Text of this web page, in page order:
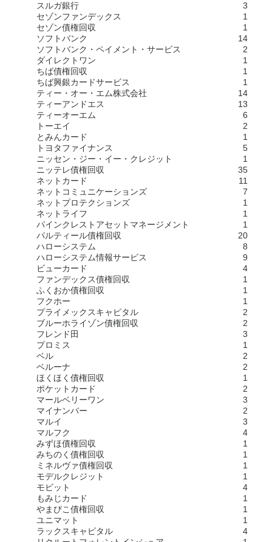
スルガ銀行
3
セゾンファンデックス
1
セゾン債権回収
1
ソフトバンク
14
ソフトバンク・ペイメント・サービス
2
ダイレクトワン
1
ちば債権回収
1
ちば興銀カードサービス
1
ティー・オー・エム株式会社
14
ティーアンドエス
13
ティーオーエム
6
トーエイ
2
とみんカード
1
トヨタファイナンス
5
ニッセン・ジー・イー・クレジット
1
ニッテレ債権回収
35
ネットカード
11
ネットコミュニケーションズ
7
ネットプロテクションズ
1
ネットライフ
1
パインクレストアセットマネージメント
1
パルティール債権回収
20
ハローシステム
8
ハローシステム情報サービス
9
ビューカード
4
ファンデックス債権回収
1
ふくおか債権回収
1
フクホー
1
プライメックスキャピタル
2
ブルーホライゾン債権回収
2
フレンド田
3
プロミス
1
ベル
2
ベルーナ
2
ほくほく債権回収
1
ポケットカード
2
マールベリーワン
3
マイナンバー
2
マルイ
3
マルフク
4
みずほ債権回収
1
みちのく債権回収
1
ミネルヴァ債権回収
1
モデルクレジット
1
モビット
4
もみじカード
1
やまびこ債権回収
1
ユニマット
1
ラックスキャピタル
4